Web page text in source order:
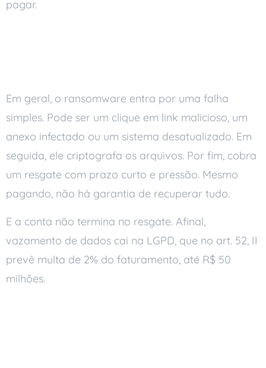
pagar.
Em geral, o ransomware entra por uma falha
simples. Pode ser um clique em link malicioso, um
anexo infectado ou um sistema desatualizado. Em
seguida, ele criptografa os arquivos. Por fim, cobra
um resgate com prazo curto e pressão. Mesmo
pagando, não há garantia de recuperar tudo.
E a conta não termina no resgate. Afinal,
vazamento de dados cai na LGPD, que no art. 52, II
prevê multa de 2% do faturamento, até R$ 50
milhões.